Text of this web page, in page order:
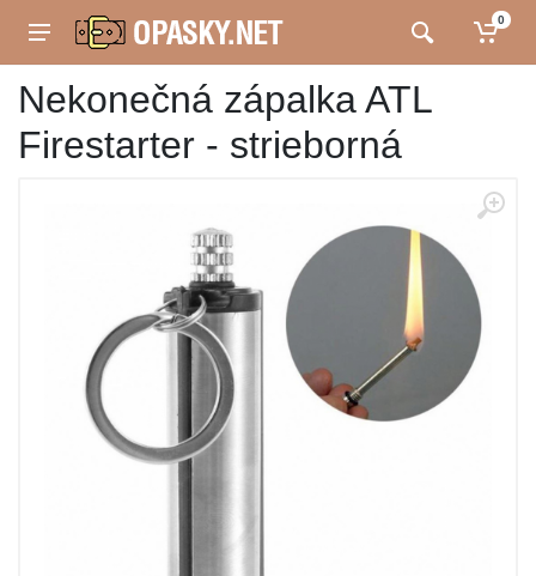
0
Nekonečná zápalka ATL
Firestarter - strieborná